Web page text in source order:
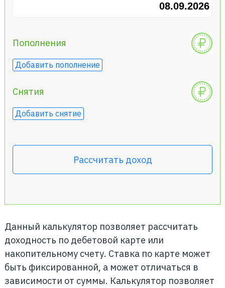
Пополнения
Добавить пополнение
Снятия
Добавить снятие
Рассчитать доход
Данный калькулятор позволяет рассчитать
доходность по дебетовой карте или
накопительному счету. Ставка по карте может
быть фиксированной, а может отличаться в
зависимости от суммы. Калькулятор позволяет